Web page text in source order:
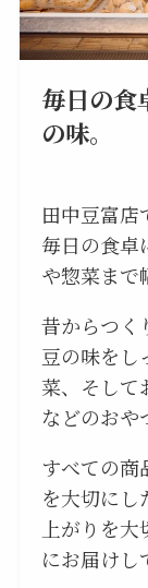
毎日の食
の味。
田中豆富店
毎日の食卓
や惣菜まで
昔からつく
豆の味をし
菜、そして
などのおや
すべての商
を大切にし
上がりを
にお届けし